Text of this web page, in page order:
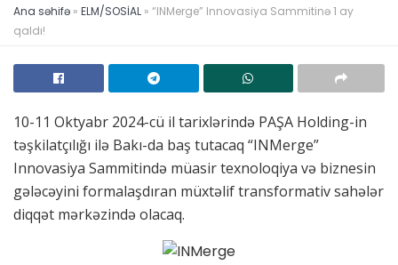
Ana səhifə » ELM/SOSİAL » “INMerge” Innovasiya Sammitinə 1 ay
qaldı!
10-11 Oktyabr 2024-cü il tarixlərində PAŞA Holding-in
təşkilatçılığı ilə Bakı-da baş tutacaq “INMerge”
Innovasiya Sammitində müasir texnoloqiya və biznesin
gələcəyini formalaşdıran müxtəlif transformativ sahələr
diqqət mərkəzində olacaq.